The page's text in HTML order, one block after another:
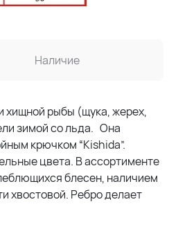
Наличие
хищной рыбы (щука, жерех,
зимой со льда. Она
крючком “Kishida”.
цвета. В ассортименте
блесен, наличием
хвостовой. Ребро делает